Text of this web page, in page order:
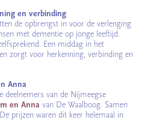
en verbinding
de opbrengst in voor de verlenging
met dementie op jonge leeftijd.
Een middag in het
zorgt voor herkenning, verbinding en
Anna
deelnemers van de Nijmeegse
en Anna van De Waalboog. Samen
prijzen waren dit keer helemaal in